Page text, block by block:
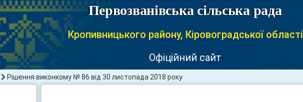
Первозванівська сільська рада
Кропивницького району, Кіровоградської області
Офіційний сайт
Рішення виконкому № 86 від 30 листопада 2018 року